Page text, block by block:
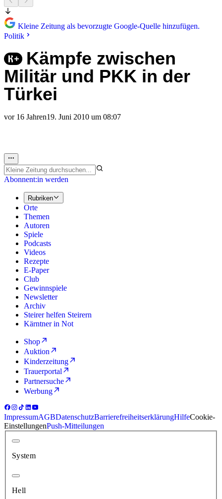
Kleine Zeitung als bevorzugte Google-Quelle hinzufügen.
Politik
Kämpfe zwischen
Militär und PKK in der
Türkei
vor 16 Jahren19. Juni 2010 um 08:07
Abonnent:in werden
Rubriken
Orte
Themen
Autoren
Spiele
Podcasts
Videos
Rezepte
E-Paper
Club
Gewinnspiele
Newsletter
Archiv
Steirer helfen Steirern
Kärntner in Not
Shop
Auktion
Kinderzeitung
Trauerportal
Partnersuche
Werbung
ImpressumAGBDatenschutzBarrierefreiheitserklärungHilfeCookie-
EinstellungenPush-Mitteilungen
System
Hell